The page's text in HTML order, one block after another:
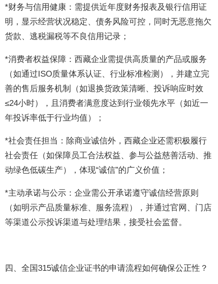
*财务与信用健康：需提供近年度财务报表及银行信用证
明，显示经营状况稳定、债务风险可控，同时无恶意拖欠
货款、逃税漏税等不良信用记录；
*消费者权益保障：西藏企业需提供高质量的产品或服务
（如通过ISO质量体系认证、行业标准检测），并建立完
善的售后服务机制（如退换货政策清晰、投诉响应时效
≤24小时），且消费者满意度达到行业领先水平（如近一
年投诉率低于行业均值）；
*社会责任担当：除商业诚信外，西藏企业还需积极履行
社会责任（如保障员工合法权益、参与公益慈善活动、推
动绿色低碳生产），体现“诚信”的广义价值；
*主动承诺与公示：企业需公开承诺遵守诚信经营原则
（如明示产品质量标准、服务流程），并通过官网、门店
等渠道公示投诉渠道与处理结果，接受社会监督。
四、全国315诚信企业证书的申请流程如何确保公正性？